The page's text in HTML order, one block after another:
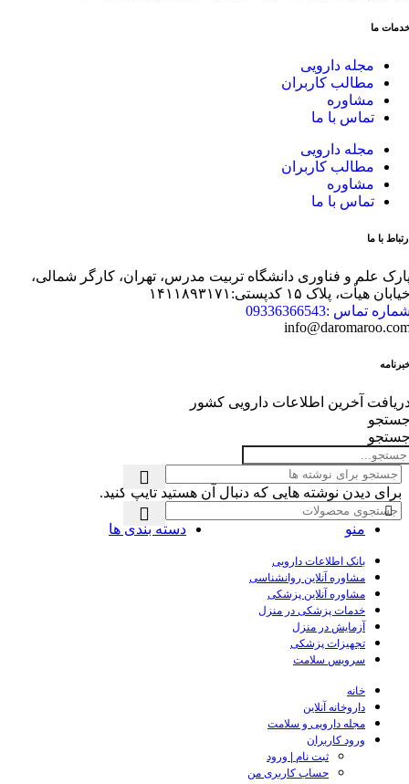
ما
مجله دارویی
مطالب کاربران
مشاوره
تماس با ما
مجله دارویی
مطالب کاربران
مشاوره
تماس با ما
با ما
علم و فناوری دانشگاه تربیت مدرس، تهران، کارگر شمالی،
هیأت، پلاک ۱۵ کدپستی:۱۴۱۱۸۹۳۱۷۱
تماس :09336366543
آخرین اطلاعات دارویی کشور
برای دیدن نوشته هایی که دنبال آن هستید تایپ کنید.
منو دسته بندی ها
بانک اطلاعات دارویی
مشاوره آنلاین روانشناسی
مشاوره آنلاین پزشکی
خدمات پزشکی در منزل
آزمایش در منزل
تجهیزات پزشکی
سرویس سلامت
خانه
داروخانه آنلاین
مجله دارویی و سلامت
ورود کاربران
ثبت نام | ورود
حساب کاربری من